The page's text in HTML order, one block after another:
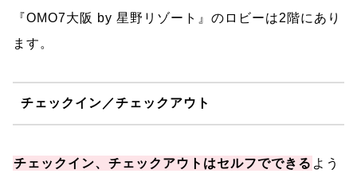
『OMO7大阪 by 星野リゾート』のロビーは2階にあり
ます。
チェックイン／チェックアウト
チェックイン、チェックアウトはセルフでできる よう